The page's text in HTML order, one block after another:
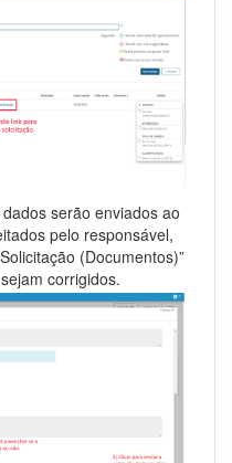
serão enviados ao
pelo responsável,
(Documentos)”
corrigidos.